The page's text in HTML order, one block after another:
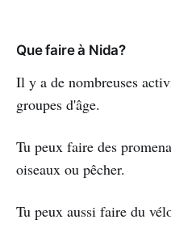
Que faire à Nida?
Il y a de nombreuses
groupes d'âge.
Tu peux faire des
oiseaux ou pêcher.
Tu peux aussi faire du